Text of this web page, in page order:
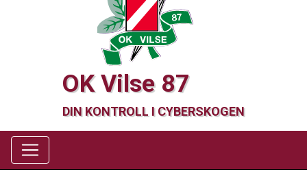
OK Vilse 87
DIN KONTROLL I CYBERSKOGEN